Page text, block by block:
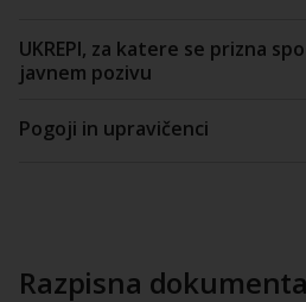
UKREPI, za katere se prizna
javnem pozivu
Pogoji in upravičenci
Razpisna